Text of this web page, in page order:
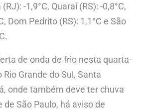
-1,9°C, Quaraí (RS): -0,8°C,
Dom Pedrito (RS): 1,1°C e São
de onda de frio nesta quarta-
Grande do Sul, Santa
onde também deve ter chuva
São Paulo, há aviso de